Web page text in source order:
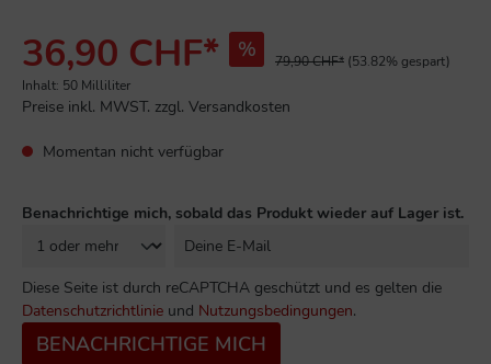
36,90 CHF* % 79,90 CHF* (53.82% gespart)
Inhalt: 50 Milliliter
Preise inkl. MWST. zzgl. Versandkosten
Momentan nicht verfügbar
Benachrichtige mich, sobald das Produkt wieder auf Lager ist.
Diese Seite ist durch reCAPTCHA geschützt und es gelten die
Datenschutzrichtlinie und Nutzungsbedingungen.
BENACHRICHTIGE MICH